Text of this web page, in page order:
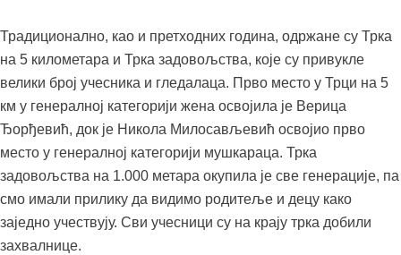
Традиционално, као и претходних година, одржане су Трка
на 5 километара и Трка задовољства, које су привукле
велики број учесника и гледалаца. Прво место у Трци на 5
км у генералној категорији жена освојила је Верица
Ђорђевић, док је Никола Милосављевић освојио прво
место у генералној категорији мушкараца. Трка
задовољства на 1.000 метара окупила је све генерације, па
смо имали прилику да видимо родитеље и децу како
заједно учествују. Сви учесници су на крају трка добили
захвалнице.